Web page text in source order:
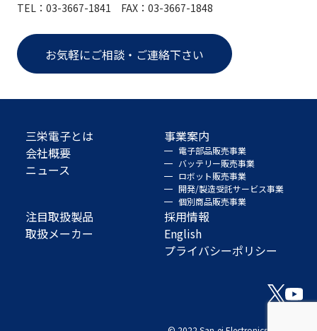
TEL：03-3667-1841 FAX：03-3667-1848
お気軽にご相談・ご連絡下さい
三栄電子とは
会社概要
ニュース
事業案内
電子部品販売事業
バッテリー販売事業
ロボット販売事業
開発/製造受託サービス事業
個別商品販売事業
注目取扱製品
取扱メーカー
採用情報
English
プライバシーポリシー